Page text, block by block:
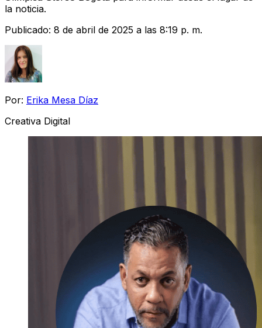
la noticia.
Publicado: 8 de abril de 2025 a las 8:19 p. m.
Por: Erika Mesa Díaz
Creativa Digital